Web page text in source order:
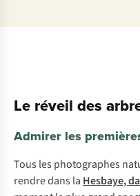
Le réveil des
Admirer les
Tous les photographes
rendre dans la Hesbaye,